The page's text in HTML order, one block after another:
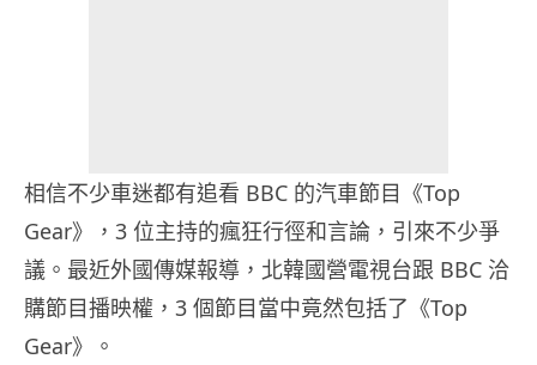
相信不少車迷都有追看 BBC 的汽車節目《Top
Gear》，3 位主持的瘋狂行徑和言論，引來不少爭
議。最近外國傳媒報導，北韓國營電視台跟 BBC 洽
購節目播映權，3 個節目當中竟然包括了《Top
Gear》。